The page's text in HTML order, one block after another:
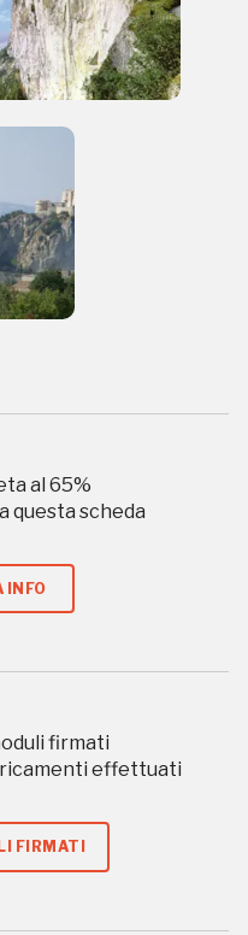
al 65%
questa scheda
INFO
firmati
effettuati
FIRMATI
FAI
riservate agli iscritti
te